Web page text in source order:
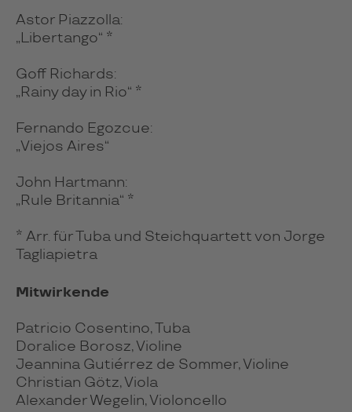
Astor Piazzolla:
„Libertango“ *
Goff Richards:
„Rainy day in Rio“ *
Fernando Egozcue:
„Viejos Aires“
John Hartmann:
„Rule Britannia“ *
* Arr. für Tuba und Steichquartett von Jorge
Tagliapietra
Mitwirkende
Patricio Cosentino, Tuba
Doralice Borosz, Violine
Jeannina Gutiérrez de Sommer, Violine
Christian Götz, Viola
Alexander Wegelin, Violoncello